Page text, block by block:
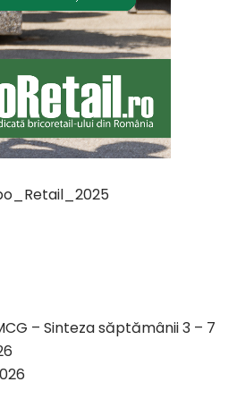
– Sinteza săptămânii 3 – 7